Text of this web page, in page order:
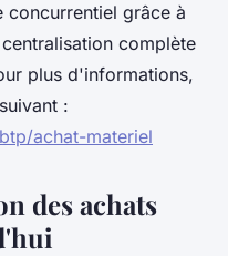
concurrentiel grâce à
complète
plus d'informations,
:
achat-materiel
des achats